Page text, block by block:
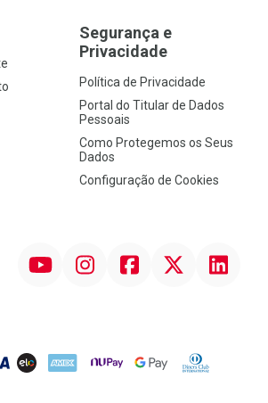
Segurança e
Privacidade
Política de Privacidade
Portal do Titular de Dados
Pessoais
Como Protegemos os Seus
Dados
Configuração de Cookies
InstagramFacebook Linkedin
ELO AMEX NuPay Google PayDiners Club